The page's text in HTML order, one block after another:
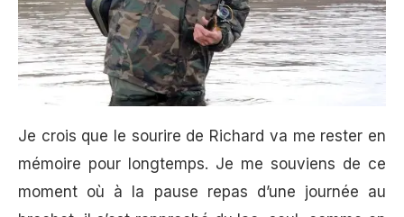
Je crois que le sourire de Richard va me rester en
mémoire pour longtemps. Je me souviens de ce
moment où à la pause repas d’une journée au